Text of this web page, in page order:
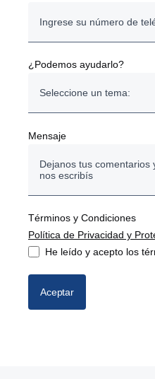
¿Podemos ayudarlo?
Seleccione un tema:
¿Estás interesado en
¿Te podemos ayudar
¿Querés conocer sobre
industriales o marinos?
Mensaje
Términos y Condiciones
Política de Privacidad y
He leído y acepto los
Aceptar